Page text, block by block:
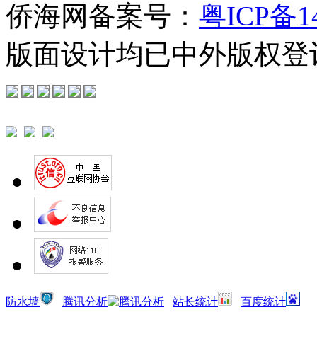
侨海网备案号： 粤ICP备
版面设计均已中外版权
防水墙 腾讯分析 站长统计 百度统计